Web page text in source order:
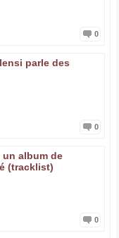
0
parle des
0
un album de
(tracklist)
0